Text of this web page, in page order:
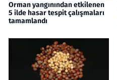
Orman yangınından etkilenen
5 ilde hasar tespit çalışmaları
tamamlandı